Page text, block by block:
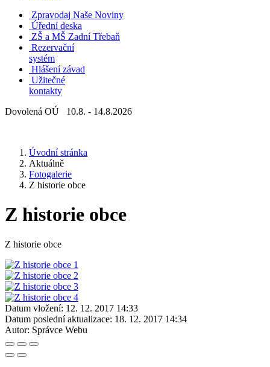
Zpravodaj Naše Noviny
Úřední deska
ZŠ a MŠ Zadní Třebaň
Rezervační
systém
Hlášení závad
Užitečné
kontakty
Dovolená OÚ 10.8. - 14.8.2026
Úvodní stránka
Aktuálně
Fotogalerie
Z historie obce
Z historie obce
Z historie obce
Datum vložení: 12. 12. 2017 14:33
Datum poslední aktualizace: 18. 12. 2017 14:34
Autor: Správce Webu